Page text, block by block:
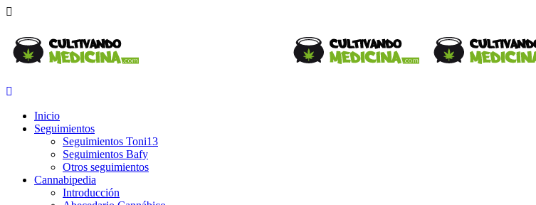
Inicio
Seguimientos
Seguimientos Toni13
Seguimientos Bafy
Otros seguimientos
Cannabipedia
Introducción